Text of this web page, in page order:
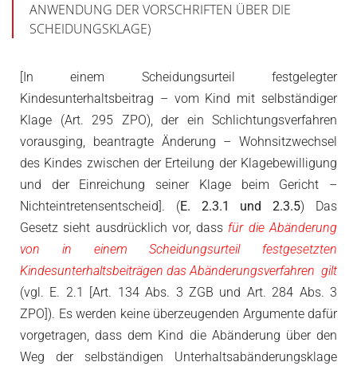
ANWENDUNG DER VORSCHRIFTEN ÜBER DIE
SCHEIDUNGSKLAGE)
[In einem Scheidungsurteil festgelegter
Kindesunterhaltsbeitrag – vom Kind mit selbständiger
Klage (Art. 295 ZPO), der ein Schlichtungsverfahren
vorausging, beantragte Änderung – Wohnsitzwechsel
des Kindes zwischen der Erteilung der Klagebewilligung
und der Einreichung seiner Klage beim Gericht –
Nichteintretensentscheid]. (E. 2.3.1 und 2.3.5) Das
Gesetz sieht ausdrücklich vor, dass für die Abänderung
von in einem Scheidungsurteil festgesetzten
Kindesunterhaltsbeiträgen das Abänderungsverfahren gilt
(vgl. E. 2.1 [Art. 134 Abs. 3 ZGB und Art. 284 Abs. 3
ZPO]). Es werden keine überzeugenden Argumente dafür
vorgetragen, dass dem Kind die Abänderung über den
Weg der selbständigen Unterhaltsabänderungsklage